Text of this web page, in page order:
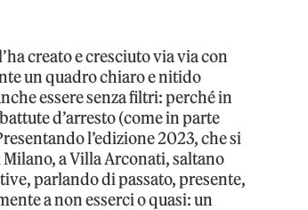
creato e cresciuto via via con
un quadro chiaro e nitido
essere senza filtri: perché in
d’arresto (come in parte
l’edizione 2023, che si
Milano, a Villa Arconati, saltano
parlando di passato, presente,
a non esserci o quasi: un